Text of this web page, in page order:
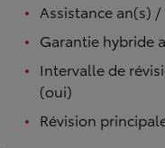
Assistance an(s) /
Garantie hybride
Intervalle de
(oui)
Révision